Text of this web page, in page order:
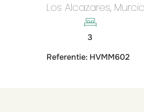
Los Alcazares, Murcia
3
Referentie: HVMM602